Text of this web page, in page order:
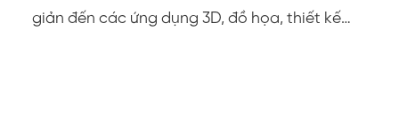
giản đến các ứng dụng 3D, đồ họa, thiết kế…